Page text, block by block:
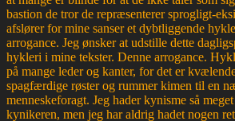
bastion de tror de repræsenterer sprogligt-
afslører for mine sanser et dybtliggende
arrogance. Jeg ønsker at udstille dette
hykleri i mine tekster. Denne arrogance.
på mange leder og kanter, for det er
spagfærdige røster og rummer kimen til en
menneskeforagt. Jeg hader kynisme så
kynikeren, men jeg har aldrig hadet nogen